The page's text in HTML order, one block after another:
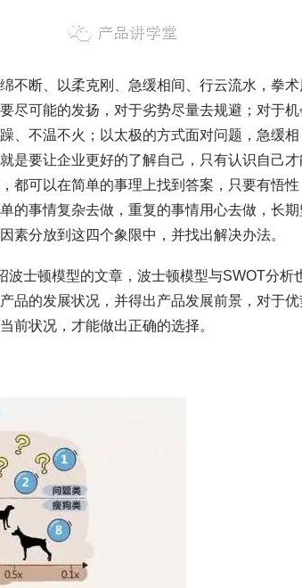
不断、以柔克刚、急缓相间、行云流水，拳术
尽可能的发扬，对于劣势尽量去规避；对于机
、不温不火；以太极的方式面对问题，急缓相
是要让企业更好的了解自己，只有认识自己才
都可以在简单的事理上找到答案，只要有悟性
的事情复杂去做，重复的事情用心去做，长期
素分放到这四个象限中，并找出解决办法。
波士顿模型的文章，波士顿模型与SWOT分析
品的发展状况，并得出产品发展前景，对于优
前状况，才能做出正确的选择。